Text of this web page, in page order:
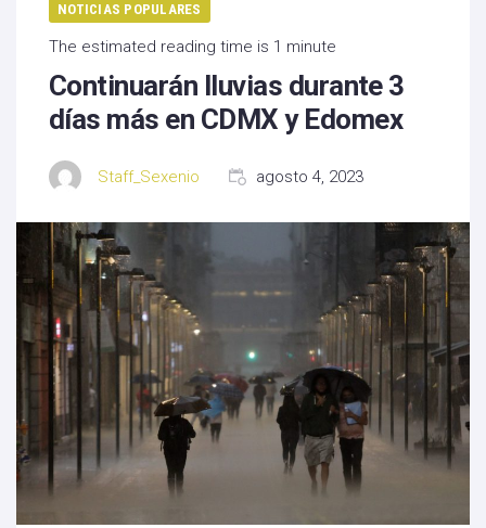
NOTICIAS POPULARES
The estimated reading time is 1 minute
Continuarán lluvias durante 3
días más en CDMX y Edomex
Staff_Sexenio agosto 4, 2023